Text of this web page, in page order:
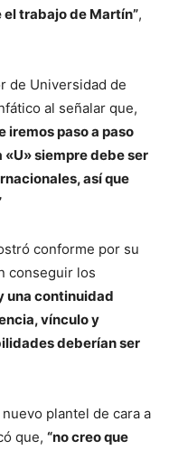
trabajo de Martín”,
de Universidad de
al señalar que,
iremos paso a paso
«U» siempre debe ser
así que
conforme por su
conseguir los
una continuidad
vínculo y
deberían ser
plantel de cara a
que, “no creo que